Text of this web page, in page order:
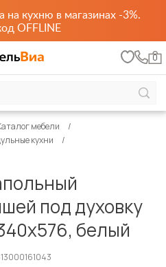
на кухню в магазинах -3%.
OFFLINE
0
мебели
кухни
под духовку
белый